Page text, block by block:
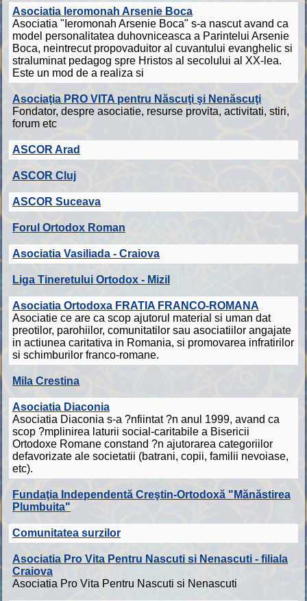
Asociatia Ieromonah Arsenie Boca
Asociatia "Ieromonah Arsenie Boca" s-a nascut avand ca
model personalitatea duhovniceasca a Parintelui Arsenie
Boca, neintrecut propovaduitor al cuvantului evanghelic si
straluminat pedagog spre Hristos al secolului al XX-lea.
Este un mod de a realiza si
Asociaţia PRO VITA pentru Născuţi şi Nenăscuţi
Fondator, despre asociatie, resurse provita, activitati, stiri,
forum etc
ASCOR Arad
ASCOR Cluj
ASCOR Suceava
Forul Ortodox Roman
Asociatia Vasiliada - Craiova
Liga Tineretului Ortodox - Mizil
Asociatia Ortodoxa FRATIA FRANCO-ROMANA
Asociatie ce are ca scop ajutorul material si uman dat
preotilor, parohiilor, comunitatilor sau asociatiilor angajate
in actiunea caritativa in Romania, si promovarea infratirilor
si schimburilor franco-romane.
Mila Crestina
Asociatia Diaconia
Asociatia Diaconia s-a ?nfiintat ?n anul 1999, avand ca
scop ?mplinirea laturii social-caritabile a Bisericii
Ortodoxe Romane constand ?n ajutorarea categoriilor
defavorizate ale societatii (batrani, copii, familii nevoiase,
etc).
Fundaţia Independentă Creştin-Ortodoxă "Mănăstirea
Plumbuita"
Comunitatea surzilor
Asociatia Pro Vita Pentru Nascuti si Nenascuti - filiala
Craiova
Asociatia Pro Vita Pentru Nascuti si Nenascuti